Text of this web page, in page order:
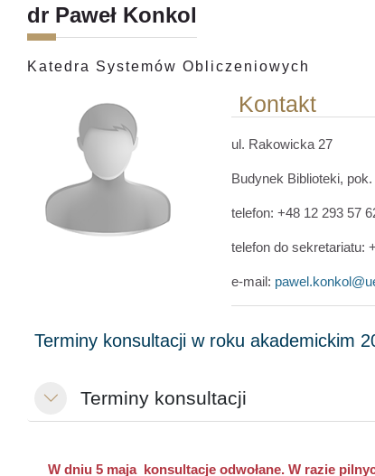
dr Paweł Konkol
Katedra Systemów Obliczeniowych
Kontakt
ul. Rakowicka 27
Budynek Biblioteki, pok.
telefon: +48 12 293 57
telefon do sekretariatu:
e-mail:
СвернутьTerminy konsultacji
W dniu 5 maja konsultacje odwołane. W razie